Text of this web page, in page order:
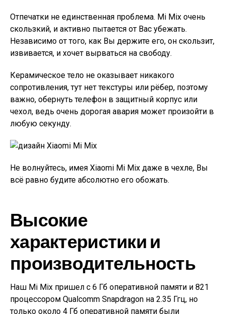
Отпечатки не единственная проблема. Mi Mix очень
скользкий, и активно пытается от Вас убежать.
Независимо от того, как Вы держите его, он скользит,
извивается, и хочет вырваться на свободу.
Керамическое тело не оказывает никакого
сопротивления, тут нет текстуры или рёбер, поэтому
важно, обернуть телефон в защитный корпус или
чехол, ведь очень дорогая авария может произойти в
любую секунду.
Не волнуйтесь, имея Xiaomi Mi Mix даже в чехле, Вы
всё равно будите абсолютно его обожать.
Высокие
характеристики и
производительность
Наш Mi Mix пришел с 6 Гб оперативной памяти и 821
процессором Qualcomm Snapdragon на 2.35 Ггц, но
только около 4 Гб оперативной памяти были